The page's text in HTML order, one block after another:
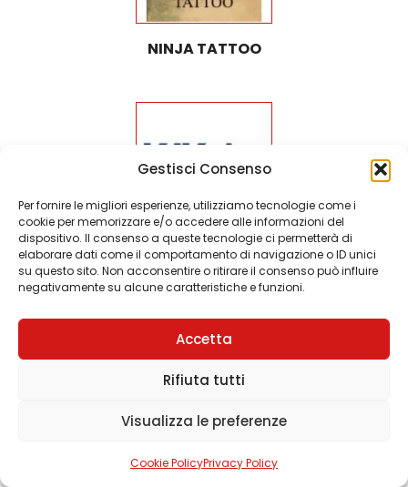
Gestisci Consenso
Per fornire le migliori esperienze, utilizziamo tecnologie come i
cookie per memorizzare e/o accedere alle informazioni del
dispositivo. Il consenso a queste tecnologie ci permetterà di
elaborare dati come il comportamento di navigazione o ID unici
su questo sito. Non acconsentire o ritirare il consenso può influire
negativamente su alcune caratteristiche e funzioni.
Accetta
Rifiuta tutti
Visualizza le preferenze
Cookie PolicyPrivacy Policy
NINJA TATTOO
KIKA LAB